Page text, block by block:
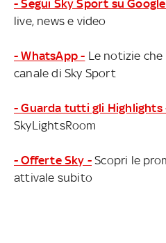
- Segui Sky Sport su
live, news e video
- WhatsApp - Le notizie che
canale di Sky Sport
- Guarda tutti gli Highlights
SkyLightsRoom
- Offerte Sky - Scopri le
attivale subito